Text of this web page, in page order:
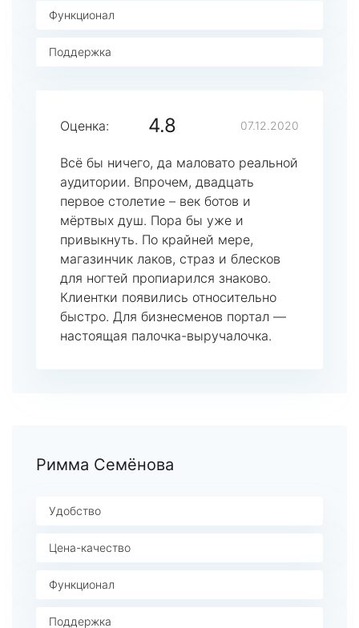
Функционал
Поддержка
Оценка: 4.8 07.12.2020
Всё бы ничего, да маловато реальной
аудитории. Впрочем, двадцать
первое столетие – век ботов и
мёртвых душ. Пора бы уже и
привыкнуть. По крайней мере,
магазинчик лаков, страз и блесков
для ногтей пропиарился знаково.
Клиентки появились относительно
быстро. Для бизнесменов портал —
настоящая палочка-выручалочка.
Римма Семёнова
Удобство
Цена-качество
Функционал
Поддержка